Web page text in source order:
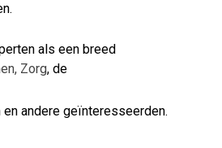
als een breed
Zorg, de
andere geïnteresseerden.